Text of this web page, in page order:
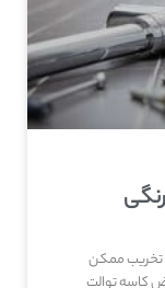
تخریب ممکن
کاسه توالت